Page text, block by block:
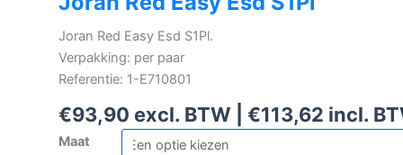
Joran Red Easy Esd S1Pl.
Verpakking: per paar
Referentie: 1-E710801
€93,90 excl. BTW | €113,62 incl.
Maat